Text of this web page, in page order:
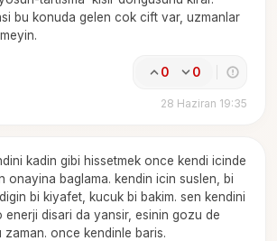
bu konuda gelen cok cift var, uzmanlar
0 0
28 Haziran 19:35
kadin gibi hissetmek once kendi icinde
onayina baglama. kendin icin suslen, bi
bi kiyafet, kucuk bi bakim. sen kendini
enerji disari da yansir, esinin gozu de
zaman. once kendinle baris.